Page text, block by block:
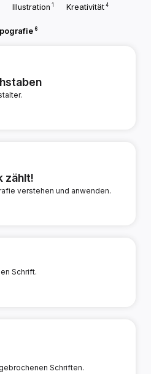
Illustration 1 Kreativität4
6
zählt!
verstehen und anwenden.
Schrift.
Schriften.